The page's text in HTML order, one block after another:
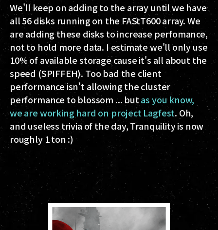
We'll keep on adding to the array until we have
all 56 disks running on the FAStT600 array. We
are adding these disks to increase perfomance,
not to hold more data. I estimate we'll only use
10% of available storage cause it's all about the
speed (SPIFFEH). Too bad the client
performance isn't allowing the cluster
performance to blossom ... butas you know,
we are working hard on project Lagfest. Oh,
and useless trivia of the day, Tranquility is now
roughly 1 ton :)